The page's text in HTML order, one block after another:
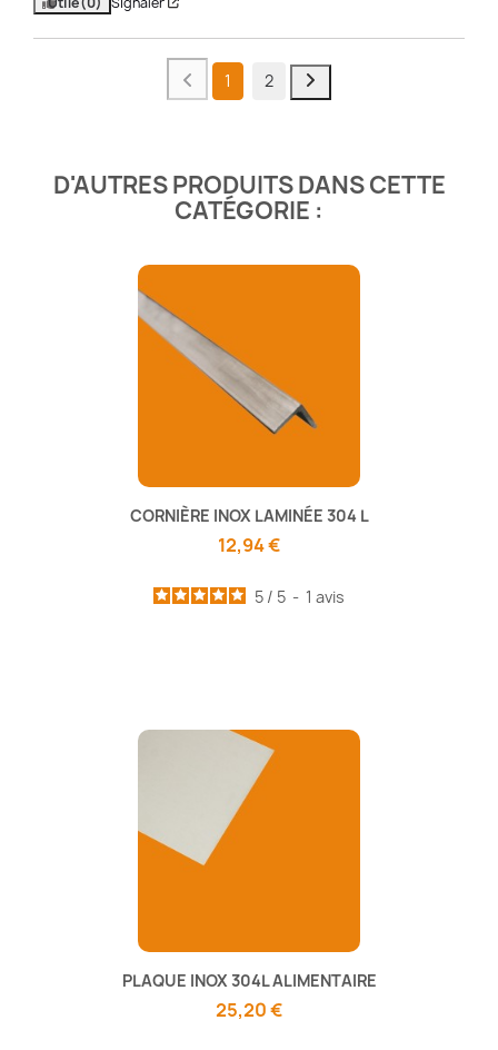
1 2
D'AUTRES PRODUITS DANS CETTE
CATÉGORIE :
CORNIÈRE INOX LAMINÉE 304 L
12,94 €
5 / 5 - 1 avis
PLAQUE INOX 304L ALIMENTAIRE
25,20 €